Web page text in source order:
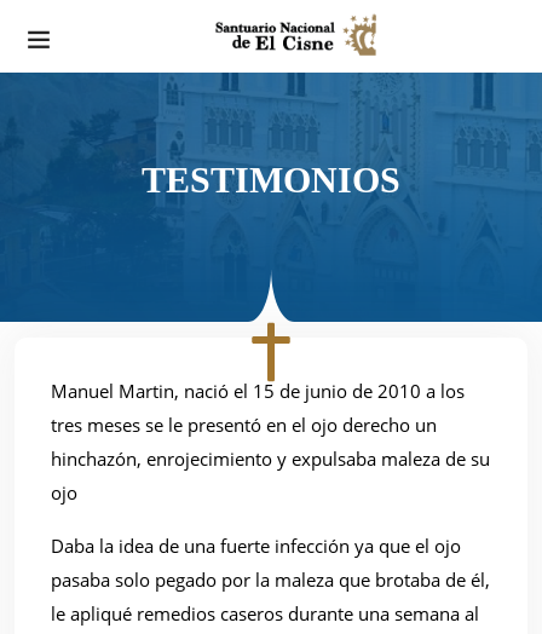
TESTIMONIOS
Manuel Martin, nació el 15 de junio de 2010 a los
tres meses se le presentó en el ojo derecho un
hinchazón, enrojecimiento y expulsaba maleza de su
ojo
Daba la idea de una fuerte infección ya que el ojo
pasaba solo pegado por la maleza que brotaba de él,
le apliqué remedios caseros durante una semana al